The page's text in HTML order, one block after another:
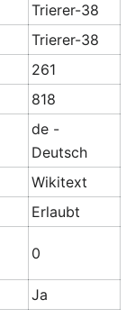
Trierer-38
Trierer-38
261
818
de -
Deutsch
Wikitext
Erlaubt
0
Ja